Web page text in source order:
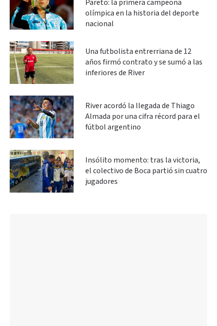
Pareto: la primera campeona
olímpica en la historia del deporte
nacional
Una futbolista entrerriana de 12
años firmó contrato y se sumó a las
inferiores de River
River acordó la llegada de Thiago
Almada por una cifra récord para el
fútbol argentino
Insólito momento: tras la victoria,
el colectivo de Boca partió sin cuatro
jugadores